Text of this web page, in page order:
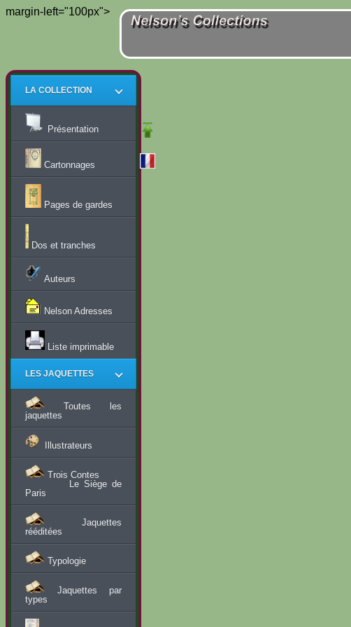
margin-left="100px">
LA COLLECTION
Présentation
Cartonnages
Pages de gardes
Dos et tranches
Auteurs
Nelson Adresses
Liste imprimable
LES JAQUETTES
Toutes les
jaquettes
Illustrateurs
Trois Contes
Le Siège de
Paris
Jaquettes
rééditées
Typologie
Jaquettes par
types